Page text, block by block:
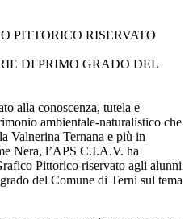
PITTORICO RISERVATO
DI PRIMO GRADO DEL
alla conoscenza, tutela e
ambientale-naturalistico che
Valnerina Ternana e più in
Nera, l’APS C.I.A.V. ha
Pittorico riservato agli alunni
del Comune di Terni sul tema